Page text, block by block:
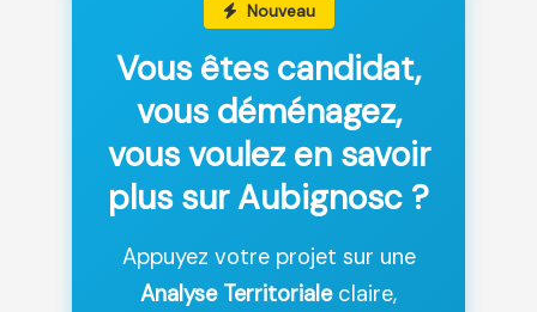
Nouveau
Vous êtes candidat,
vous déménagez,
vous voulez en savoir
plus sur Aubignosc ?
Appuyez votre projet sur une
Analyse Territorialeclaire,